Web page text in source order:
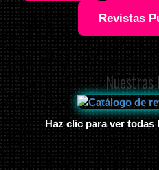
Revistas
Nuestras
Haz clic para ver todas